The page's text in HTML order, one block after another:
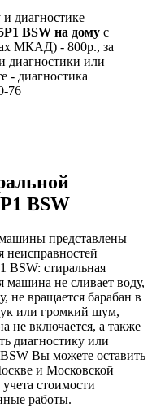
и диагностике
BSW на дому с
МКАД) - 800р., за
диагностики или
- диагностика
76
BSW
представлены
неисправностей
BSW: стиральная
машина не сливает воду,
не вращается барабан в
или громкий шум,
не включается, а также
диагностику или
Вы можете оставить
и Московской
стоимости
работы.